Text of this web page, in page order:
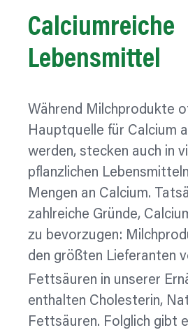
Calciumreiche
Lebensmittel
Während Milchprodukte
Hauptquelle für Calcium
werden, stecken auch in
pflanzlichen
Mengen an Calcium.
zahlreiche Gründe,
zu bevorzugen:
den größten Lieferanten
Fettsäuren in unserer
enthalten Cholesterin,
Fettsäuren. Folglich gibt